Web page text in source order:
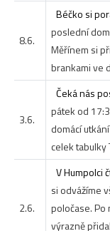
8.6.
Béčko si
poslední
Měřínem si
brankami ve
3.6.
Čeká nás
pátek od
domácí
celek tabulky
2.6.
V Humpolci
si odvážíme
poločase.
výrazně